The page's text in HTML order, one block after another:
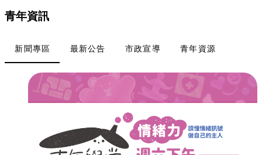
青年資訊
新聞專區 最新公告 市政宣導 青年資源